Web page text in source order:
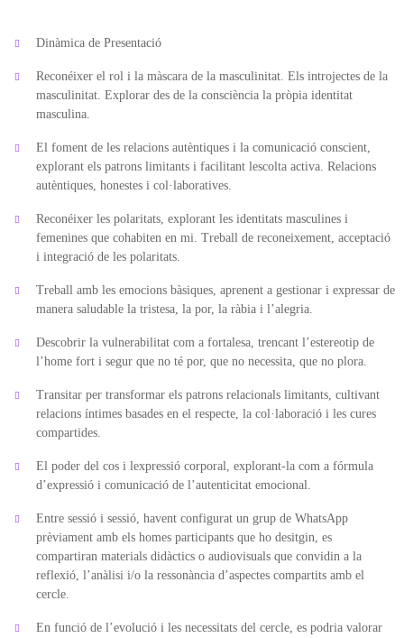
Dinàmica de Presentació
Reconéixer el rol i la màscara de la masculinitat. Els introjectes de la
masculinitat. Explorar des de la consciència la pròpia identitat
masculina.
El foment de les relacions autèntiques i la comunicació conscient,
explorant els patrons limitants i facilitant lescolta activa. Relacions
autèntiques, honestes i col·laboratives.
Reconéixer les polaritats, explorant les identitats masculines i
femenines que cohabiten en mi. Treball de reconeixement, acceptació
i integració de les polaritats.
Treball amb les emocions bàsiques, aprenent a gestionar i expressar de
manera saludable la tristesa, la por, la ràbia i l’alegria.
Descobrir la vulnerabilitat com a fortalesa, trencant l’estereotip de
l’home fort i segur que no té por, que no necessita, que no plora.
Transitar per transformar els patrons relacionals limitants, cultivant
relacions íntimes basades en el respecte, la col·laboració i les cures
compartides.
El poder del cos i lexpressió corporal, explorant-la com a fórmula
d’expressió i comunicació de l’autenticitat emocional.
Entre sessió i sessió, havent configurat un grup de WhatsApp
prèviament amb els homes participants que ho desitgin, es
compartiran materials didàctics o audiovisuals que convidin a la
reflexió, l’anàlisi i/o la ressonància d’aspectes compartits amb el
cercle.
En funció de l’evolució i les necessitats del cercle, es podria valorar